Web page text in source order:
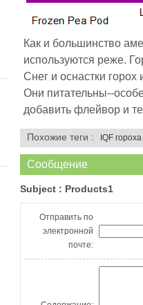
Как и большинство
используются реже.
Снег и оснастки
Они питательны--
добавить флейвор и
Похожие теги : IQF
Сообщение
Subject : Products1
Отправить по
электронной
почте: